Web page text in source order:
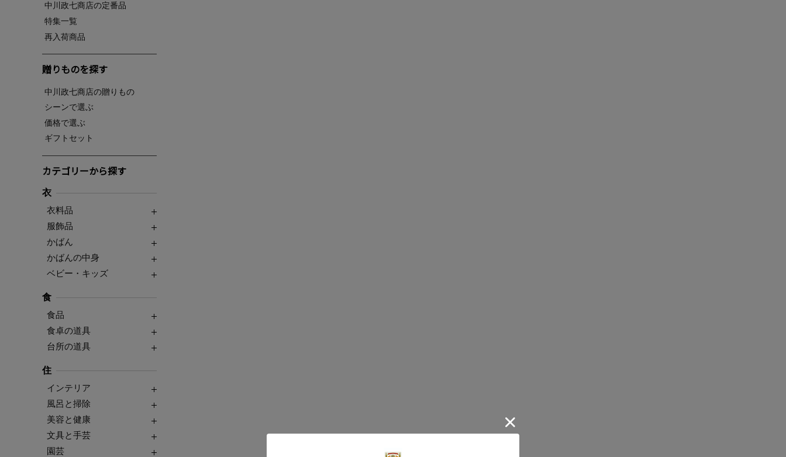
中川政七商店の定番品
特集一覧
再入荷商品
贈りものを探す
中川政七商店の贈りもの
シーンで選ぶ
価格で選ぶ
ギフトセット
カテゴリーから探す
衣
衣料品
服飾品
かばん
かばんの中身
ベビー・キッズ
食
食品
食卓の道具
台所の道具
住
インテリア
風呂と掃除
美容と健康
文具と手芸
園芸